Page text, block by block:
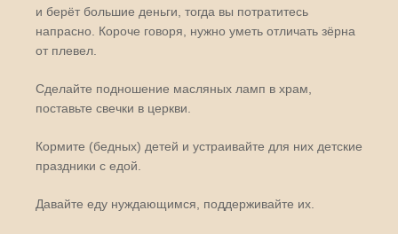
и берёт большие деньги, тогда вы потратитесь
напрасно. Короче говоря, нужно уметь отличать зёрна
от плевел.
Сделайте подношение масляных ламп в храм,
поставьте свечки в церкви.
Кормите (бедных) детей и устраивайте для них детские
праздники с едой.
Давайте еду нуждающимся, поддерживайте их.